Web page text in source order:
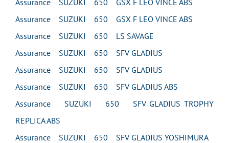
Assurance SUZUKI 650 GSX F LEO VINCE ABS
Assurance SUZUKI 650 GSX F LEO VINCE ABS
Assurance SUZUKI 650 LS SAVAGE
Assurance SUZUKI 650 SFV GLADIUS
Assurance SUZUKI 650 SFV GLADIUS
Assurance SUZUKI 650 SFV GLADIUS ABS
Assurance SUZUKI 650 SFV GLADIUS TROPHY
REPLICA ABS
Assurance SUZUKI 650 SFV GLADIUS YOSHIMURA